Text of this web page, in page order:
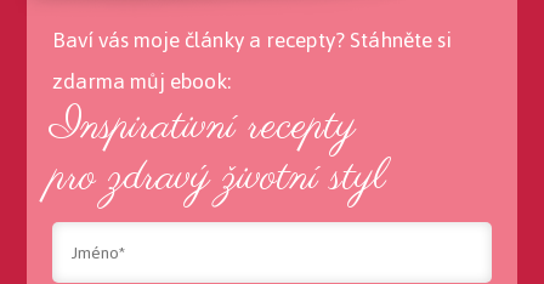
Baví vás moje články a recepty? Stáhněte si
zdarma můj ebook:
Inspirativní recepty
pro zdravý životní styl